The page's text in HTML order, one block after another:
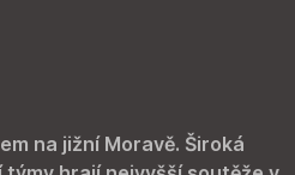
na jižní Moravě. Široká